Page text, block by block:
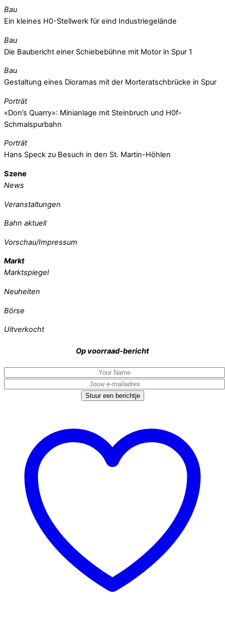
Bau
Ein kleines H0-Stellwerk für eind Industriegelände
Bau
Die Baubericht einer Schiebebühne mit Motor in Spur 1
Bau
Gestaltung eines Dioramas mit der Morteratschbrücke in Spur
Porträt
«Don’s Quarry»: Minianlage mit Steinbruch und H0f-
Schmalspurbahn
Porträt
Hans Speck zu Besuch in den St. Martin-Höhlen
Szene
News
Veranstaltungen
Bahn aktuell
Vorschau/Impressum
Markt
Marktspiegel
Neuheiten
Börse
Uitverkocht
Op voorraad-bericht